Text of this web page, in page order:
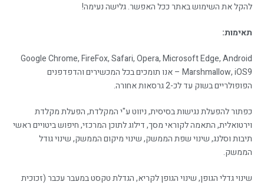
להקל את השימוש באתר ככל האפשר. גלישה נעימה!
תאימות:
Google Chrome, FireFox, Safari, Opera, Microsoft Edge, Android
Marshmallow, iOS9 – אנו תומכים בכל המכשירים והדפדפנים
הפופולריים בשוק עד לכ-2 גרסאות אחורה.
כפתור להפעלת נגישות בסיסית, ניווט ע"י המקלדת, הפעלת מקלדת
וירטואלית, התאמה לקוראי מסך, דילוג לתוכן המרכזי, חיפוש ביטויים ראשי
תיבות וסלנג, שינוי שפת הממשק, שינוי מיקום הממשק, שינוי גודל
הממשק.
שינוי גדלי הגופן, שינוי הגופן לקריא, הגדלת טקסט במעבר עכבר (זכוכית